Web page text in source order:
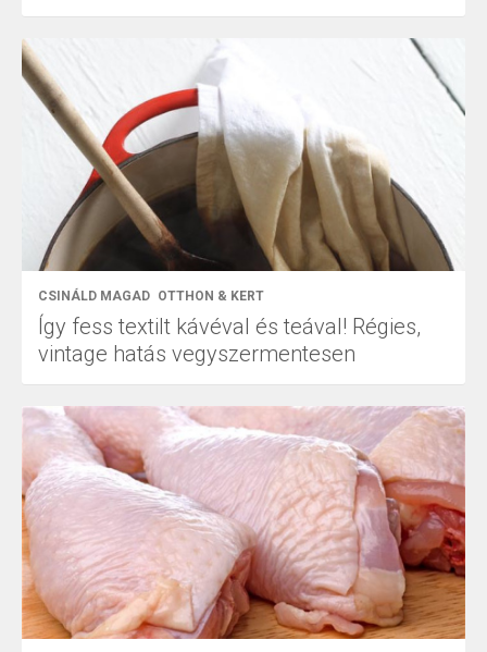
CSINÁLD MAGAD OTTHON & KERT
Így fess textilt kávéval és teával! Régies,
vintage hatás vegyszermentesen